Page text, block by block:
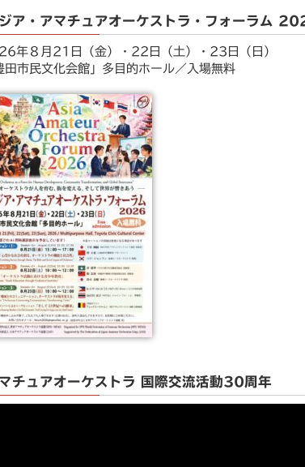
ア・アマチュアオーケストラ・フォーラム
年８月21日（金）・22日（土）・23日（日）
田市民文化会館」多目的ホール／入場無料
チュアオーケストラ 国際交流活動30周年